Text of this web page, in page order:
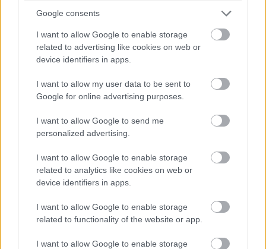
Google consents
I want to allow Google to enable storage
related to advertising like cookies on web or
device identifiers in apps.
I want to allow my user data to be sent to
Google for online advertising purposes.
I want to allow Google to send me
personalized advertising.
I want to allow Google to enable storage
related to analytics like cookies on web or
device identifiers in apps.
I want to allow Google to enable storage
related to functionality of the website or app.
I want to allow Google to enable storage
Liity yli 100 000 yrityksen ja 1
jotka luottavat Finago
Procountoriin